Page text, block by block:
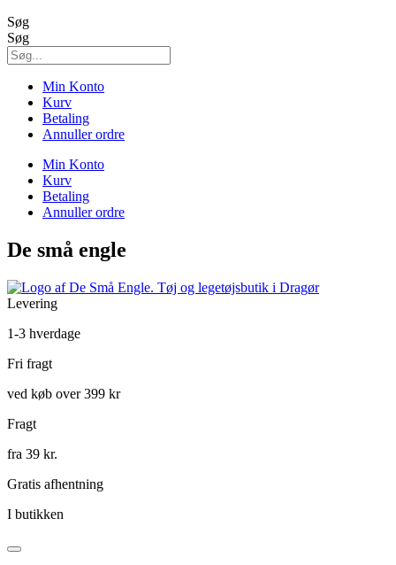
Søg
Søg
Min Konto
Kurv
Betaling
Annuller ordre
Min Konto
Kurv
Betaling
Annuller ordre
De små engle
Levering
1-3 hverdage
Fri fragt
ved køb over 399 kr
Fragt
fra 39 kr.
Gratis afhentning
I butikken